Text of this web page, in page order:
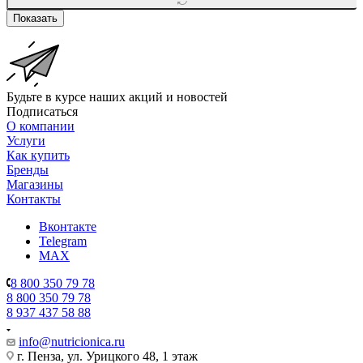
Показать
Будьте в курсе наших акций и новостей
Подписаться
О компании
Услуги
Как купить
Бренды
Магазины
Контакты
Вконтакте
Telegram
MAX
8 800 350 79 78
8 800 350 79 78
8 937 437 58 88
info@nutricionica.ru
г. Пенза, ул. Урицкого 48, 1 этаж